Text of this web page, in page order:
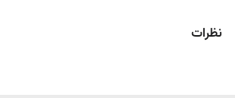
84 ماه ضمانت شرکت رویال آرامش
نظرات